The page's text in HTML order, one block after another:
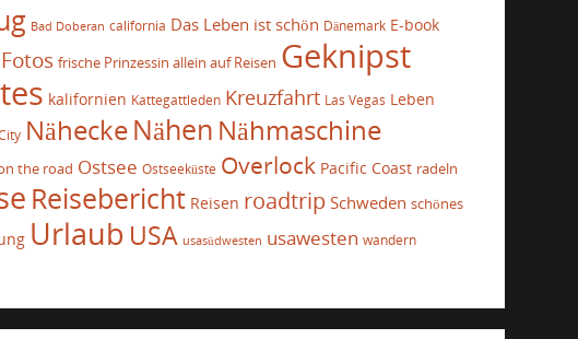
Bad Doberan california Das Leben ist schön Dänemark E-book
Fotos frische Prinzessin allein auf Reisen Geknipst
kalifornien Kattegattleden Kreuzfahrt Las Vegas Leben
NäheckeNähen Nähmaschine
the road Ostsee Ostseeküste Overlock Pacific Coast radeln
Reisebericht Reisen roadtrip Schweden schönes
Urlaub USA usasüdwesten usawesten wandern